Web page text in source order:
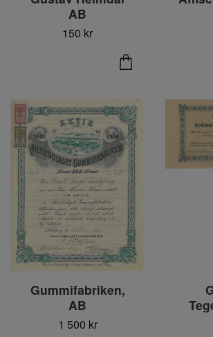
AB
150 kr
Gummifabriken,
AB
1 500 kr